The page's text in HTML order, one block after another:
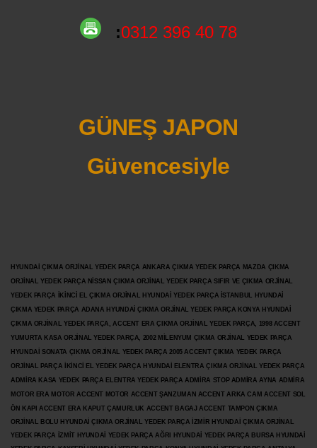
:0312 396 40 78
GÜNEŞ JAPON
Güvencesiyle
HYUNDAİ ÇIKMA ORJİNAL YEDEK PARÇA ANKARA ÇIKMA YEDEK PARÇA MAZDA ÇIKMA
ORJİNAL YEDEK PARÇA NİSSAN ÇIKMA ORJİNAL YEDEK PARÇA SIFIR VE ÇIKMA ORJİNAL
YEDEK PARÇA İKİNCİ EL ÇIKMA ORJİNAL HYUNDAİ YEDEK PARÇA İSTANBUL HYUNDAİ
ÇIKMA YEDEK PARÇA ADANA HYUNDAİ ÇIKMA ORJİNAL YEDEK PARÇA KONYA HYUNDAİ
ÇIKMA ORJİNAL YEDEK PARÇA, ACCENT ERA ÇIKMA ORJİNAL YEDEK PARÇA, 1998 ACCENT
YUMURTA KASA ORJİNAL YEDEK PARÇA, 2002 MİLENYUM ÇIKMA ORJİNAL YEDEK PARÇA
HYUNDAİ SONATA ÇIKMA ORJİNAL YEDEK PARÇA 2005 ACCENT ÇIKMA YEDEK PARÇA
ORJİNAL PARÇA İKİNCİ EL YEDEK PARÇA HYUNDAİ ELENTRA ÇIKMA ORJİNAL YEDEK PARÇA
ADMİRA KASA YEDEK PARÇA ELENTRA YEDEK PARÇA ADMİRA STOP ADMİRA AYNA ADMİRA
MOTOR ERA MOTOR ACCENT MOTOR ACCENT ŞANZUMAN ACCENT ARKA CAM ACCENT SOL
ÖN KAPI ACCENT ERA KAPUT ÇAMURLUK ACCENT BAGAJ ACCENT TAMPON ÇIKMA
ORJİNAL BOLU HYUNDAİ ÇIKMA ORJİNAL YEDEK PARÇA İZMİR HYUNDAİ ÇIKMA ORJİNAL
YEDEK PARÇA İZMİT HYUNDAİ YEDEK PARÇA AĞRI HYUNDAİ YEDEK PARÇA BURSA HYUNDAİ